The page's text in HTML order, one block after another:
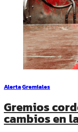
AlertaGremiales
Gremios
cambios en